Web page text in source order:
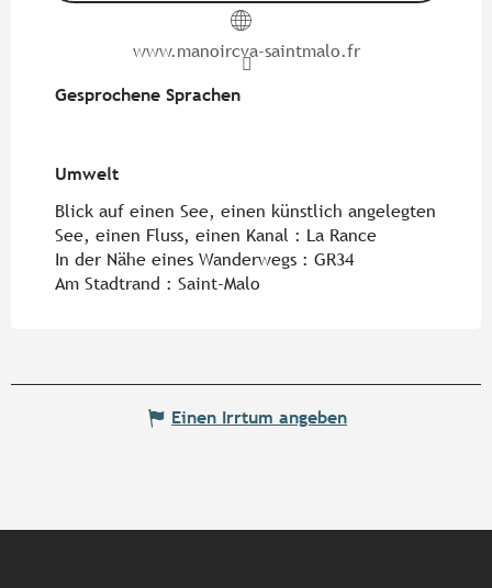
www.manoircva-saintmalo.fr
Gesprochene Sprachen
Gesprochene Sprachen
Umwelt
Umwelt
Blick auf einen See, einen künstlich angelegten
See, einen Fluss, einen Kanal : La Rance
In der Nähe eines Wanderwegs : GR34
Am Stadtrand : Saint-Malo
Einen Irrtum angeben